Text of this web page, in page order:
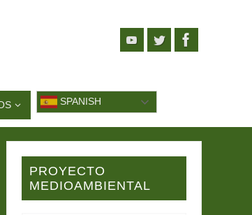
SPANISH
PROYECTO
MEDIOAMBIENTAL